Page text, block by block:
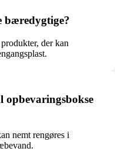
bæredygtige?
der kan
nemt rengøres i